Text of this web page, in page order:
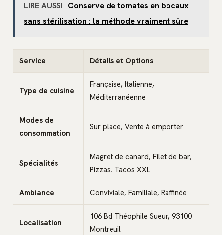
LIRE AUSSI Conserve de tomates en bocaux
sans stérilisation : la méthode vraiment sûre
Service Détails et Options
Type de cuisine
Française, Italienne,
Méditerranéenne
Modes de
consommation
Sur place, Vente à emporter
Spécialités
Magret de canard, Filet de bar,
Pizzas, Tacos XXL
Ambiance Conviviale, Familiale, Raffinée
Localisation
106 Bd Théophile Sueur, 93100
Montreuil